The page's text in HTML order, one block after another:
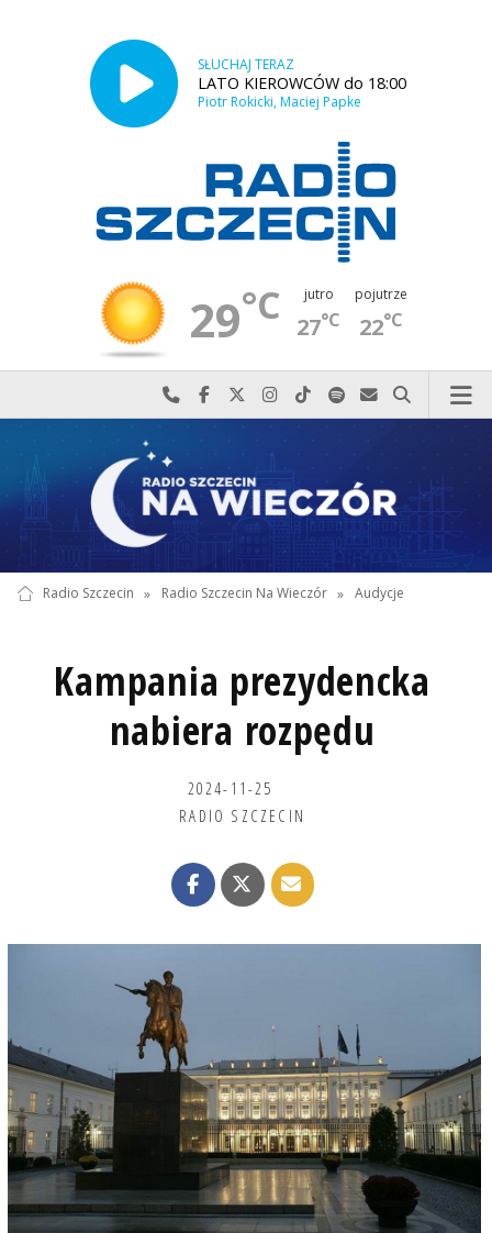
SŁUCHAJ TERAZ
LATO KIEROWCÓW do 18:00
Piotr Rokicki, Maciej Papke
29°C jutro
27°C
pojutrze
22°C
Najlepiej po prostu do nas zadzwoń
Odwiedź nas na Facebook-u
Odwiedź nas na X
Odwiedź nas na Instagram-ie
Odwiedź nas na TikTok-u
Szukaj nas na Spotify
Wyślij do nas
Szukaj
Radio Szczecin » Radio Szczecin Na Wieczór » Audycje
Kampania prezydencka
nabiera rozpędu
2024-11-25
RADIO SZCZECIN